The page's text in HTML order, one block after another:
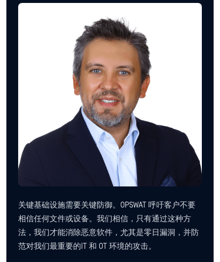
关键基础设施需要关键防御。OPSWAT 呼吁客户不要
相信任何文件或设备。我们相信，只有通过这种方
法，我们才能消除恶意软件，尤其是零日漏洞，并防
范对我们最重要的IT 和 OT 环境的攻击。